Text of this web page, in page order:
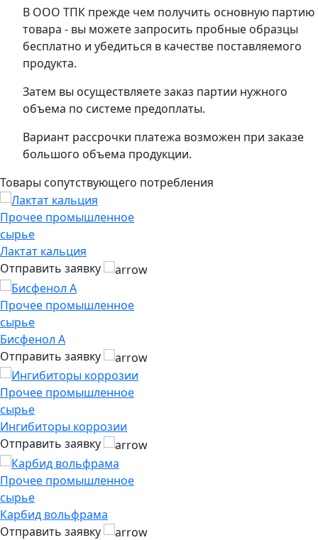
В ООО ТПК прежде чем получить основную партию
товара - вы можете запросить пробные образцы
бесплатно и убедиться в качестве поставляемого
продукта.
Затем вы осуществляете заказ партии нужного
объема по системе предоплаты.
Вариант рассрочки платежа возможен при заказе
большого объема продукции.
Товары сопутствующего потребления
Прочее промышленное
сырье
Лактат кальция
Отправить заявку
Прочее промышленное
сырье
Бисфенол А
Отправить заявку
Прочее промышленное
сырье
Ингибиторы коррозии
Отправить заявку
Прочее промышленное
сырье
Карбид вольфрама
Отправить заявку